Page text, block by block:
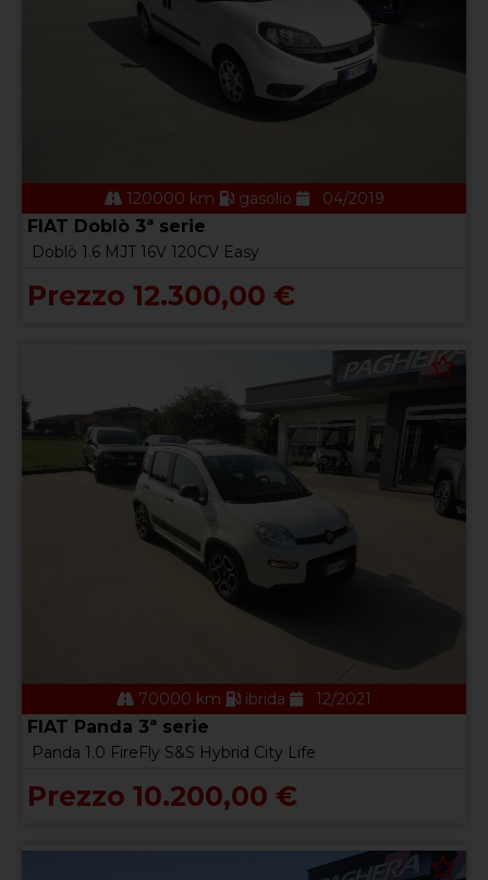
120000 km gasolio 04/2019
FIAT Doblò 3ª serie
Doblò 1.6 MJT 16V 120CV Easy
Prezzo 12.300,00 €
70000 km ibrida 12/2021
FIAT Panda 3ª serie
Panda 1.0 FireFly S&S Hybrid City Life
Prezzo 10.200,00 €